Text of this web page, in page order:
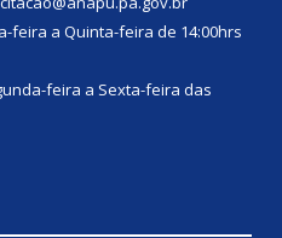
feira a Quinta-feira de 14:00hrs
feira a Sexta-feira das